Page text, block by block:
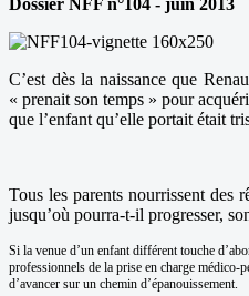
Dossier NFF n°104 - juin 2013
C’est dès la naissance que
« prenait son temps » pour
que l’enfant qu’elle portait était
Tous les parents nourrissent des
jusqu’où pourra-t-il progresser,
Si la venue d’un enfant différent touche
professionnels de la prise en charge médico-
d’avancer sur un chemin d’épanouissement.